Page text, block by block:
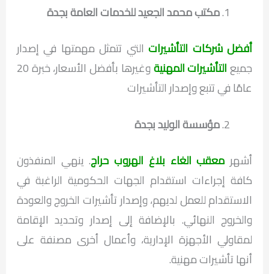
مكتب محمد الجعيد للخدمات العامة بجدة
أفضل شركات التأشيرات التي تتمثل مهمتها في إصدار
جميعالتأشيرات المهنية
وغيرها بأفضل الأسعار، خبرة 20
عامًا في تتبع وإصدار التأشيرات
مؤسسة الوليد بجدة
أشهرمعقب الغاء بلاغ الهروب حراج. ينهي المنفذون
كافة إجراءات استقدام الجهات الحكومية الراغبة في
الاستقدام للعمل لديهم، وإصدار تأشيرات الخروج والعودة
والخروج النهائي. بالإضافة إلى إصدار وتحديد الإقامة
لمقاولي الأجهزة الإدارية، وأعمال أخرى مصنفة على
أنها تأشيرات مهنية.